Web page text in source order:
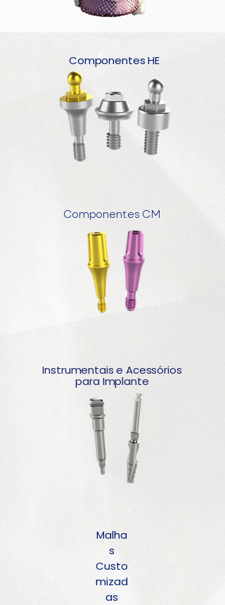
Componentes HE
Instrumentais e Acessórios
para Implante
Componentes CM
Malha
s
Custo
mizad
as